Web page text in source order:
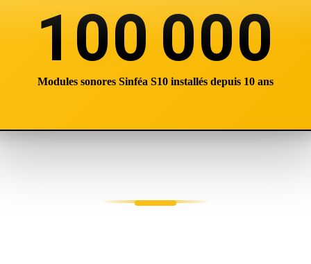
100 000
Modules sonores Sinféa S10 installés depuis 10 ans